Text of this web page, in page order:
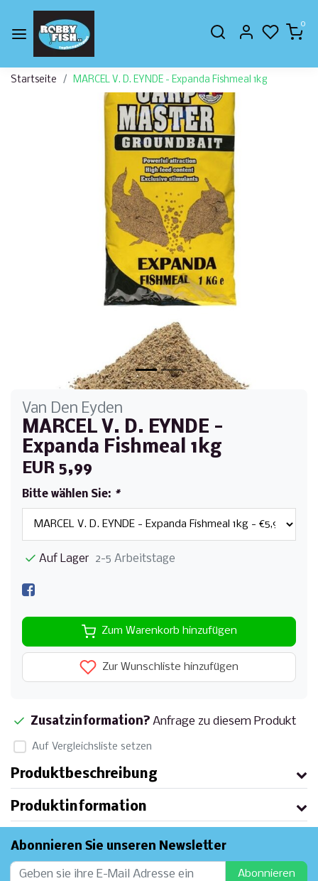
0
Startseite MARCEL V. D. EYNDE - Expanda Fishmeal 1kg
Van Den Eyden
MARCEL V. D. EYNDE -
Expanda Fishmeal 1kg
EUR 5,99
Bitte wählen Sie: *
Auf Lager 2-5 Arbeitstage
Zum Warenkorb hinzufügen
Zur Wunschliste hinzufügen
Zusatzinformation? Anfrage zu diesem Produkt
Auf Vergleichsliste setzen
Produktbeschreibung
Produktinformation
Abonnieren Sie unseren Newsletter
Abonnieren